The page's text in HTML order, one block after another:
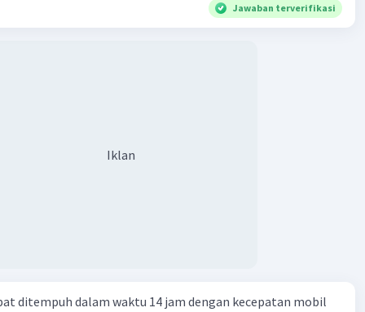
Jawaban terverifikasi
Iklan
ditempuh dalam waktu 14 jam dengan kecepatan mobil